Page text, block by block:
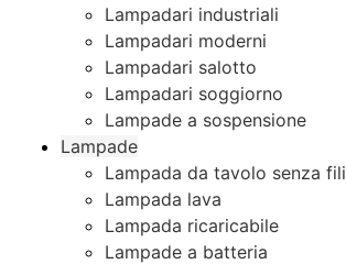
Lampadari industriali
Lampadari moderni
Lampadari salotto
Lampadari soggiorno
Lampade a sospensione
Lampade
Lampada da tavolo senza fili
Lampada lava
Lampada ricaricabile
Lampade a batteria